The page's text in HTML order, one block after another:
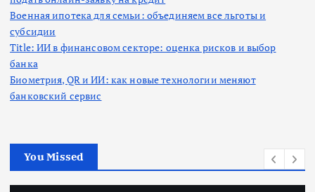
Военная ипотека для семьи: объединяем все льготы и
субсидии
Title: ИИ в финансовом секторе: оценка рисков и выбор
банка
Биометрия, QR и ИИ: как новые технологии меняют
банковский сервис
You Missed